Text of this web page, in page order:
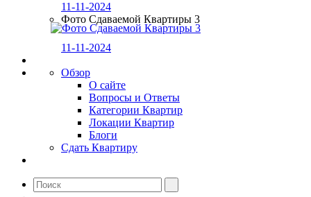
11-11-2024
Фото Сдаваемой Квартиры 3
11-11-2024
Обзор
О сайте
Вопросы и Ответы
Категории Квартир
Локации Квартир
Блоги
Сдать Квартиру